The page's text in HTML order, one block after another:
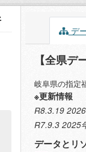
デ
【全県デ
岐阜県の指定
※更新情報
R8.3.19
R7.9.3 2025
データとリ